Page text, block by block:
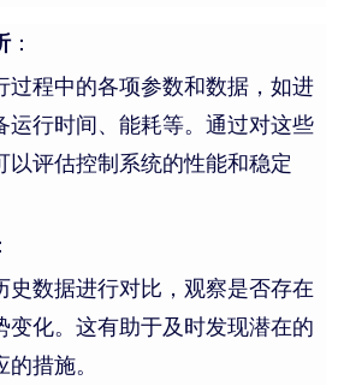
：
过程中的各项参数和数据，如进
运行时间、能耗等。通过对这些
以评估控制系统的性能和稳定
史数据进行对比，观察是否存在
变化。这有助于及时发现潜在的
措施。